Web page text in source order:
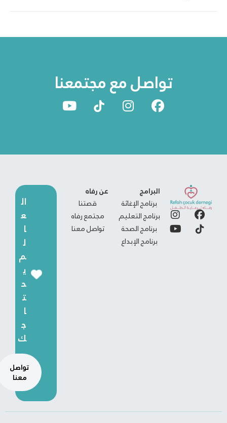
تواصل مع مجتمعنا
البرامج
برنامج الإغاثة
برنامج التعليم
برنامج الصحة
برنامج الإبداع
عن رفاه
قصتنا
مجتمع رفاه
تواصل معنا
ال
ع
ا
ل
م
ي
ح
ت
ا
ج
ك
تواصل
معنا